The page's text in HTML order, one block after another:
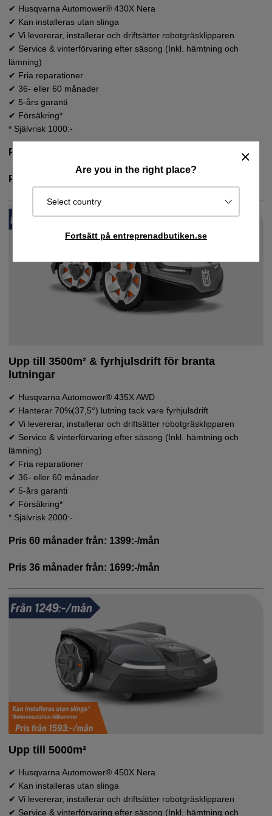
Are you in the right place?
Select country
Fortsätt på entreprenadbutiken.se
✔ Husqvarna Automower® 430X Nera
✔ Kan installeras utan slinga
✔ Vi levererar, installerar och driftsätter robotgräsklipparen
✔ Service & vinterförvaring efter säsong (Inkl. hämtning och
lämning)
✔ Fria reparationer
✔ 36- eller 60 månader
✔ 5-års garanti
✔ Försäkring*
* Självrisk 1000:-
Pris 60 månader från: 999:-/mån
Pris 36 månader från: 1199:-/mån
Upp till 3500m² & fyrhjulsdrift för branta
lutningar
✔ Husqvarna Automower® 435X AWD
✔ Hanterar 70%(37,5°) lutning tack vare fyrhjulsdrift
✔ Vi levererar, installerar och driftsätter robotgräsklipparen
✔ Service & vinterförvaring efter säsong (Inkl. hämtning och
lämning)
✔ Fria reparationer
✔ 36- eller 60 månader
✔ 5-års garanti
✔ Försäkring*
* Självrisk 2000:-
Pris 60 månader från: 1399:-/mån
Pris 36 månader från: 1699:-/mån
Upp till 5000m²
✔ Husqvarna Automower® 450X Nera
✔ Kan installeras utan slinga
✔ Vi levererar, installerar och driftsätter robotgräsklipparen
✔ Service & vinterförvaring efter säsong (Inkl. hämtning och